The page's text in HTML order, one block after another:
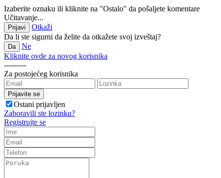
Izaberite oznaku ili kliknite na "Ostalo" da pošaljete komentare
Učitavanje...
Otkaži
Da li ste sigurni da želite da otkažete svoj izveštaj?
Ne
Kliknite ovde za novog korisnika
---------
Za postojećeg korisnika
Ostani prijavljen
Zaboravili ste lozinku?
Registrujte se